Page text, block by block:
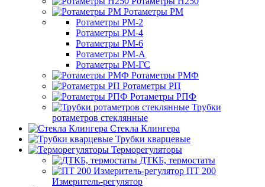
Ротаметры РМ
Ротаметры РМ-2
Ротаметры РМ-4
Ротаметры РМ-6
Ротаметры РМ-А
Ротаметры РМ-ГС
Ротаметры РМФ
Ротаметры РП
Ротаметры РПФ
Трубки
ротаметров стеклянные
Стекла Клингера
Трубки кварцевые
Терморегуляторы
ДТКБ, термостаты
ПТ 200
Измеритель-регулятор